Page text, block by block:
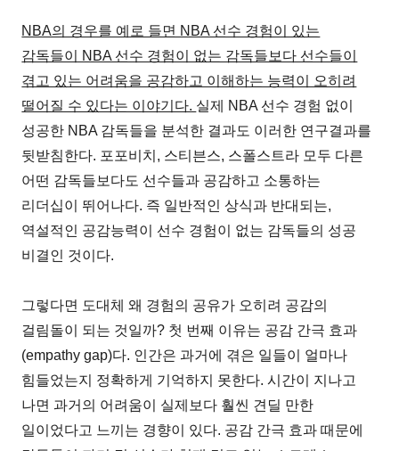
NBA의 경우를 예로 들면 NBA 선수 경험이 있는
감독들이 NBA 선수 경험이 없는 감독들보다 선수들이
겪고 있는 어려움을 공감하고 이해하는 능력이 오히려
떨어질 수 있다는 이야기다. 실제 NBA 선수 경험 없이
성공한 NBA 감독들을 분석한 결과도 이러한 연구결과를
뒷받침한다. 포포비치, 스티븐스, 스폴스트라 모두 다른
어떤 감독들보다도 선수들과 공감하고 소통하는
리더십이 뛰어나다. 즉 일반적인 상식과 반대되는,
역설적인 공감능력이 선수 경험이 없는 감독들의 성공
비결인 것이다.
그렇다면 도대체 왜 경험의 공유가 오히려 공감의
걸림돌이 되는 것일까? 첫 번째 이유는 공감 간극 효과
(empathy gap)다. 인간은 과거에 겪은 일들이 얼마나
힘들었는지 정확하게 기억하지 못한다. 시간이 지나고
나면 과거의 어려움이 실제보다 훨씬 견딜 만한
일이었다고 느끼는 경향이 있다. 공감 간극 효과 때문에